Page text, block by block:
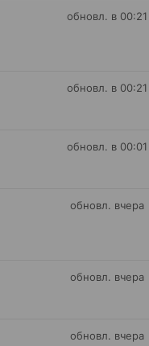
обновл. в 00:21
обновл. в 00:21
обновл. в 00:01
обновл. вчера
обновл. вчера
обновл. вчера